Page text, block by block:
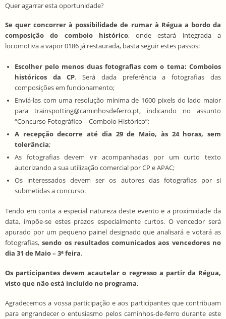
Quer agarrar esta oportunidade?
Se quer concorrer à possibilidade de rumar à Régua a bordo da
composição do comboio histórico, onde estará integrada a
locomotiva a vapor 0186 já restaurada, basta seguir estes passos:
Escolher pelo menos duas fotografias com o tema: Comboios
históricos da CP. Será dada preferência a fotografias das
composições em funcionamento;
Enviá-las com uma resolução mínima de 1600 pixels do lado maior
para trainspotting@caminhosdeferro.pt, indicando no assunto
“Concurso Fotográfico – Comboio Histórico”;
A recepção decorre até dia 29 de Maio, às 24 horas, sem
tolerância;
As fotografias devem vir acompanhadas por um curto texto
autorizando a sua utilização comercial por CP e APAC;
Os interessados devem ser os autores das fotografias por si
submetidas a concurso.
Tendo em conta a especial natureza deste evento e a proximidade da
data, impõe-se estes prazos especialmente curtos. O vencedor será
apurado por um pequeno painel designado que analisará e votará as
fotografias,sendo os resultados comunicados aos vencedores no
dia 31 de Maio – 3ª feira.
Os participantes devem acautelar o regresso a partir da Régua,
visto que não está incluído no programa.
Agradecemos a vossa participação e aos participantes que contribuam
para engrandecer o entusiasmo pelos caminhos-de-ferro durante este